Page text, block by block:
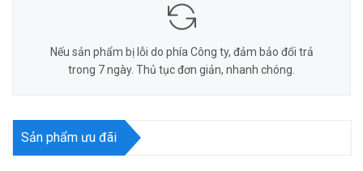
Nếu sản phẩm bị lỗi do phía Công ty, đảm bảo đổi trả
trong 7 ngày. Thủ tục đơn giản, nhanh chóng.
Sản phẩm ưu đãi